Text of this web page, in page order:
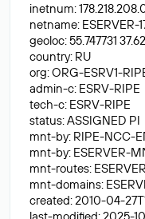
inetnum:
netname: ESERVER-
geoloc: 55.747731
country: RU
org: ORG-ESRV1-
admin-c: ESRV-RIPE
tech-c: ESRV-RIPE
status: ASSIGNED PI
mnt-by: RIPE-NCC-
mnt-by: ESERVER-
mnt-routes:
mnt-domains:
created: 2010-04-